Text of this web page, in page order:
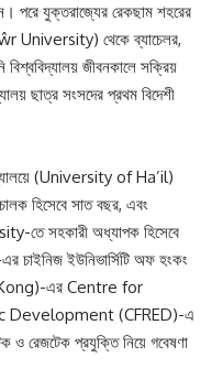
পরে যুক্তরাজ্যের রেকছাম শহরের
University) থেকে ব্যাচেলর,
বিশ্ববিদ্যালয় জীবনকালে সক্রিয়
ছাত্র সংসদের প্রথম বিদেশী
(University of Ha’il)
হিসেবে সাত বছর, এবং
তে সহকারী অধ্যাপক হিসেবে
চাইনিজ ইউনিভার্সিটি অফ হংকং
এর Centre for
Development (CFRED)-এ
ও রেজটেক প্রযুক্তি নিয়ে গবেষণা